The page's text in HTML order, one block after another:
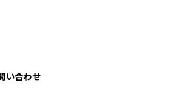
い合わせ